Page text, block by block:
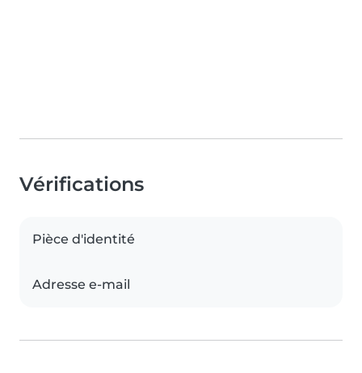
Vérifications
Pièce d'identité
Adresse e-mail